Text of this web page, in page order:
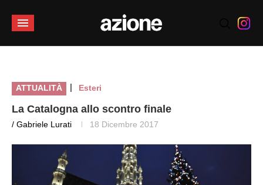
ATTUALITÀ | Esteri
La Catalogna allo scontro finale
/ Gabriele Lurati 18 Dicembre 2017